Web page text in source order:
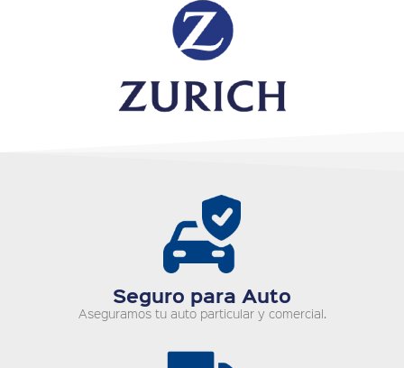
Seguro para Auto
Aseguramos tu auto particular y comercial.